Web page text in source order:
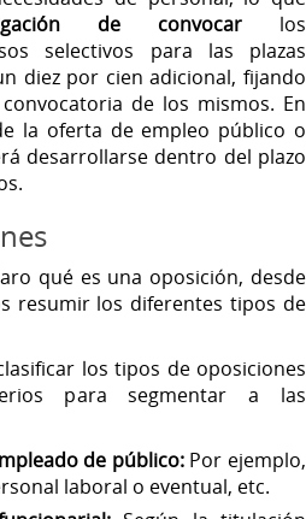
de convocar los
selectivos para las plazas
diez por cien adicional, fijando
de los mismos. En
la oferta de empleo público o
desarrollarse dentro del plazo
qué es una oposición, desde
resumir los diferentes tipos de
los tipos de oposiciones
para segmentar a las
de público:Por ejemplo,
laboral o eventual, etc.